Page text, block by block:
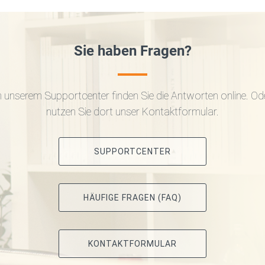
Sie haben Fragen?
unserem Supportcenter finden Sie die Antworten online.
nutzen Sie dort unser Kontaktformular.
SUPPORTCENTER
HÄUFIGE FRAGEN (FAQ)
KONTAKTFORMULAR